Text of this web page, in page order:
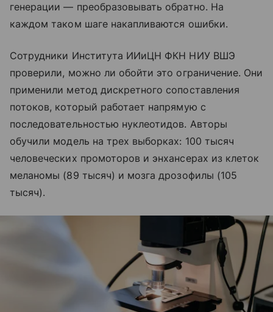
генерации — преобразовывать обратно. На
каждом таком шаге накапливаются ошибки.
Сотрудники Института ИИиЦН ФКН НИУ ВШЭ
проверили, можно ли обойти это ограничение. Они
применили метод дискретного сопоставления
потоков, который работает напрямую с
последовательностью нуклеотидов. Авторы
обучили модель на трех выборках: 100 тысяч
человеческих промоторов и энхансерах из клеток
меланомы (89 тысяч) и мозга дрозофилы (105
тысяч).